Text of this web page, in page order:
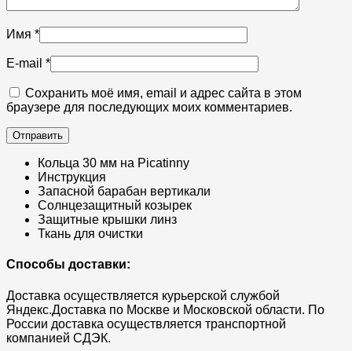
Имя *
E-mail *
Сохранить моё имя, email и адрес сайта в этом
браузере для последующих моих комментариев.
Кольца 30 мм на Picatinny​
Инструкция​
Запасной барабан вертикали​
Солнцезащитный козырек​
Защитные крышки линз​
Ткань для очистки​
Способы доставки:
Доставка осуществляется курьерской службой
Яндекс.Доставка по Москве и Московской области. По
России доставка осуществляется транспортной
компанией СДЭК.